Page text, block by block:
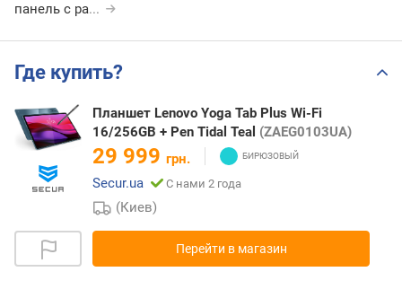
панель с ра...
Где купить?
Планшет Lenovo Yoga Tab Plus Wi-Fi
16/256GB + Pen Tidal Teal (ZAEG0103UA)
29 999 грн.
Secur.ua
С нами 2 года
(Киев)
Перейти в магазин